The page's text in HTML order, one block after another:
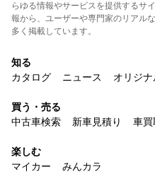
らゆる情報やサービスを提供するサ
報から、ユーザーや専門家のリアル
多く掲載しています。
知る
カタログ
ニュース オリジ
買う・売る
中古車検索
新車見積り 車買
楽しむ
マイカー
みんカラ